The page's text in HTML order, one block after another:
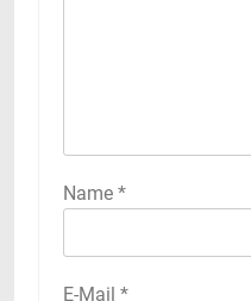
Name *
E-Mail *